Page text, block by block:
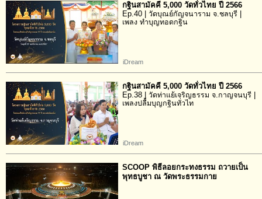
กฐินสามัคคี 5,000 วัดทั่วไทย ปี 2566
Ep.40 | วัดบุณย์กัญจนาราม จ.ชลบุรี |
เพลง ทำบุญทอดกฐิน
iDream
กฐินสามัคคี 5,000 วัดทั่วไทย ปี 2566
Ep.38 | วัดท่าแย้เจริญธรรม จ.กาญจนบุรี |
เพลงปลื้มบุญกฐินทั่วไท
iDream
SCOOP พิธีลอยกระทงธรรม ถวายเป็น
พุทธบูชา ณ วัดพระธรรมกาย